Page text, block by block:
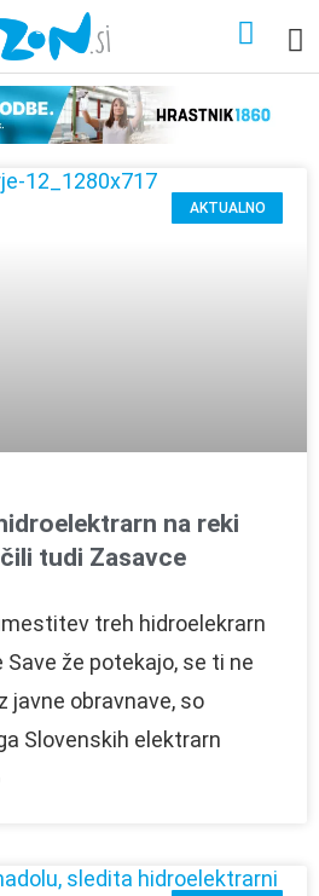
AKTUALNO
na reki
tudi Zasavce
treh hidroelekrarn
že potekajo, se ti ne
javne obravnave, so
Slovenskih elektrarn